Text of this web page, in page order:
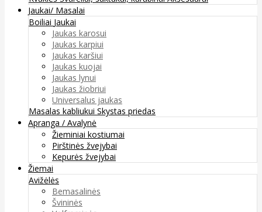
Jaukai/ Masalai
Boiliai Jaukai
Jaukas karosui
Jaukas karpiui
Jaukas karšiui
Jaukas kuojai
Jaukas lynui
Jaukas žiobriui
Universalus jaukas
Masalas kabliukui Skystas priedas
Apranga / Avalynė
Žieminiai kostiumai
Pirštinės žvejybai
Kepurės žvejybai
Žiemai
Avižėlės
Bemasalinės
Švininės